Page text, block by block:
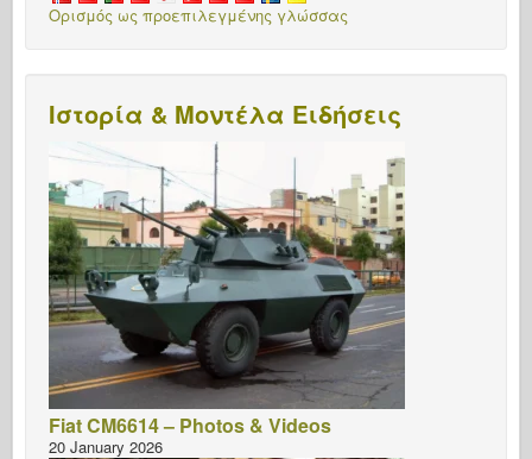
Ορισμός ως προεπιλεγμένης γλώσσας
Ιστορία & Μοντέλα Ειδήσεις
Fiat CM6614 – Photos & Videos
20 January 2026